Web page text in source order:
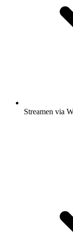
Streamen via